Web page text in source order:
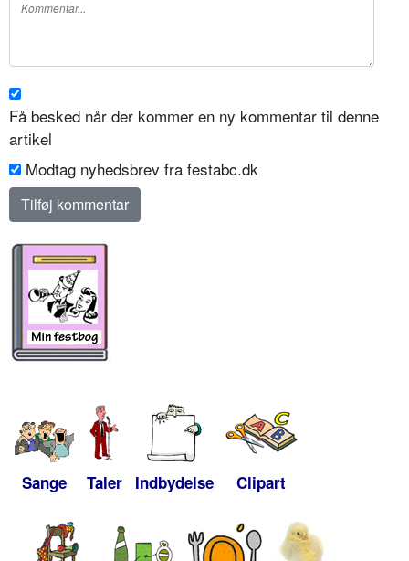
Få besked når der kommer en ny kommentar til denne
artikel
Modtag nyhedsbrev fra festabc.dk
Sange Taler Indbydelse Clipart